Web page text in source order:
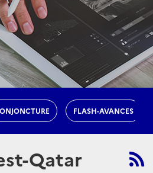
FLASH-AVANCES
Qatar